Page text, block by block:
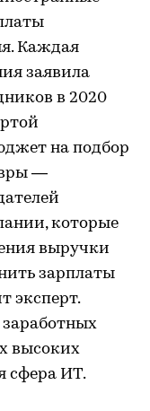
Каждая
заявила
в 2020
на подбор
—
которые
выручки
зарплаты
эксперт.
высоких
сфера ИТ.